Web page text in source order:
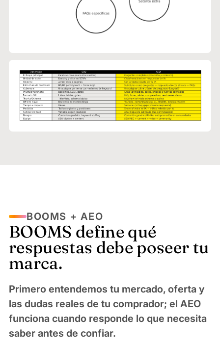
BOOMS + AEO
BOOMS define qué
respuestas debe poseer tu
marca.
Primero entendemos tu mercado, oferta y
las dudas reales de tu comprador; el AEO
funciona cuando responde lo que necesita
saber antes de confiar.